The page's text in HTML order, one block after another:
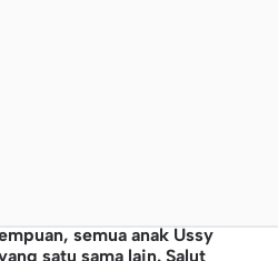
semua anak Ussy
satu sama lain. Salut